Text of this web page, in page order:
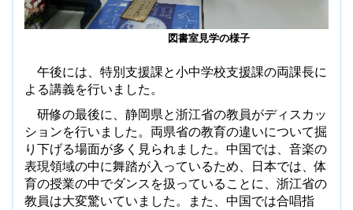
図書室見学の様子
午後には、特別支援課と小中学校支援課の両課長に
よる講義を行いました。
研修の最後に、静岡県と浙江省の教員がディスカッ
ションを行いました。両県省の教育の違いについて掘
り下げる場面が多く見られました。中国では、音楽の
表現領域の中に舞踏が入っているため、日本では、体
育の授業の中でダンスを扱っていることに、浙江省の
教員は大変驚いていました。また、中国では合唱指